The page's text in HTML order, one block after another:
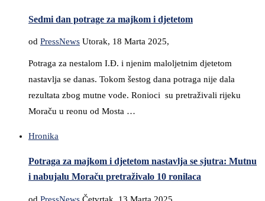
Sedmi dan potrage za majkom i djetetom
od PressNews Utorak, 18 Marta 2025,
Potraga za nestalom I.Đ. i njenim maloljetnim djetetom
nastavlja se danas. Tokom šestog dana potraga nije dala
rezultata zbog mutne vode. Ronioci su pretraživali rijeku
Moraču u reonu od Mosta …
Hronika
Potraga za majkom i djetetom nastavlja se sjutra: Mutnu
i nabujalu Moraču pretraživalo 10 ronilaca
od PressNews Četvrtak, 13 Marta 2025,